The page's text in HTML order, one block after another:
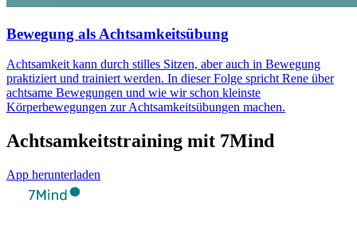
Bewegung als Achtsamkeitsübung
Achtsamkeit kann durch stilles Sitzen, aber auch in Bewegung
praktiziert und trainiert werden. In dieser Folge spricht Rene über
achtsame Bewegungen und wie wir schon kleinste
Körperbewegungen zur Achtsamkeitsübungen machen.
Achtsamkeitstraining mit 7Mind
App herunterladen